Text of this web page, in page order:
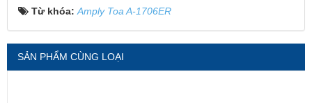
Từ khóa: Amply Toa A-1706ER
SẢN PHẨM CÙNG LOẠI